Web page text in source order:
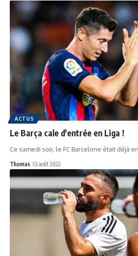
ACTUS
Le Barça cale d'entrée en Liga !
Ce samedi soir, le FC Barcelone était déjà
Thomas 13 août 2022